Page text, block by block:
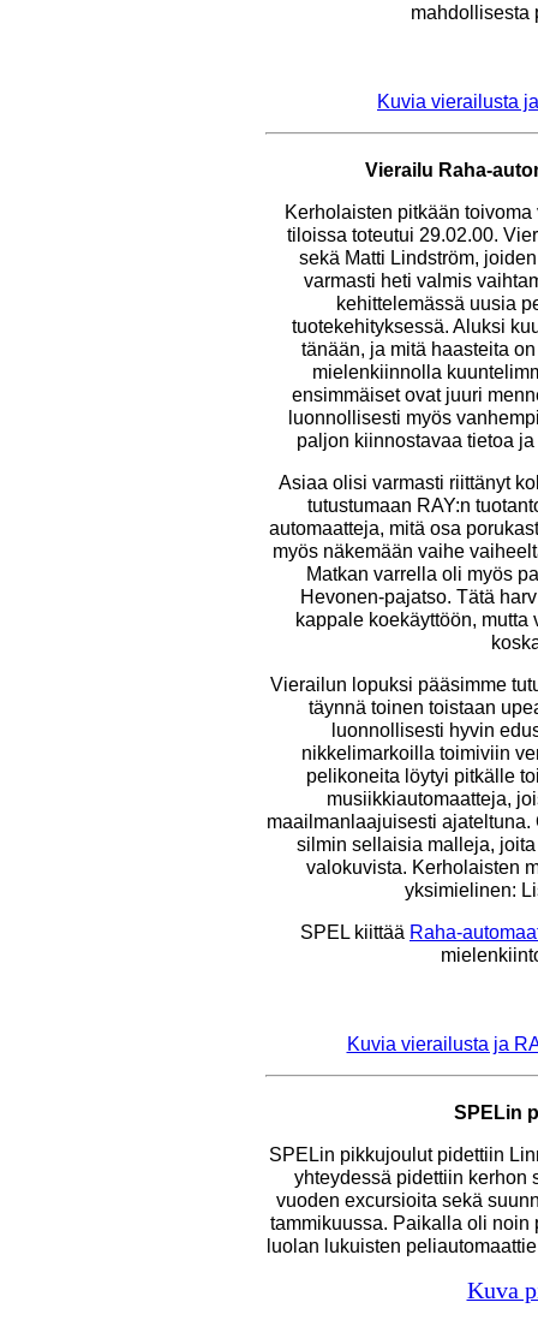
mahdollisesta
Kuvia vierailusta
Vierailu Raha-
Kerholaisten pitkään
tiloissa toteutui 29.02.00.
sekä Matti Lindström,
varmasti heti valmis
kehittelemässä uusia
tuotekehityksessä. Aluksi
tänään, ja mitä haasteita
mielenkiinnolla
ensimmäiset ovat juuri
luonnollisesti myös
paljon kiinnostavaa tietoa
Asiaa olisi varmasti riittänyt
tutustumaan RAY:n
automaatteja, mitä osa
myös näkemään vaihe
Matkan varrella oli myös
Hevonen-pajatso. Tätä
kappale koekäyttöön,
Vierailun lopuksi pääsimme
täynnä toinen toistaan
luonnollisesti hyvin
nikkelimarkoilla toimiviin
pelikoneita löytyi pitkälle
musiikkiautomaatteja,
maailmanlaajuisesti
silmin sellaisia malleja,
valokuvista. Kerholaisten
yksimielinen:
SPEL kiittää Raha-
Kuvia vierailusta ja
SPELin
SPELin pikkujoulut pidettiin
yhteydessä pidettiin kerhon
vuoden excursioita sekä
tammikuussa. Paikalla oli noin
luolan lukuisten
Kuva